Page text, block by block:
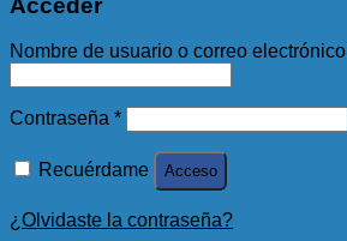
Acceder
Nombre de usuario o correo electrónico
Contraseña *
Recuérdame Acceso
¿Olvidaste la contraseña?